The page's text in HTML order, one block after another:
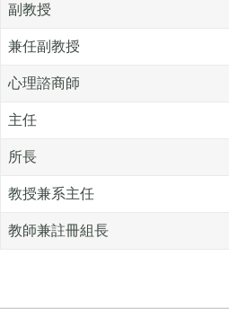
副教授
兼任副教授
心理諮商師
主任
所長
教授兼系主任
教師兼註冊組長